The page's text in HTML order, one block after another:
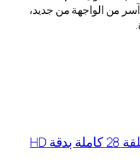
من الواجهة من جديد،